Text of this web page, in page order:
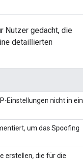
Nutzer gedacht, die
detaillierten
Einstellungen nicht in ein
um das Spoofing
erstellen, die für die